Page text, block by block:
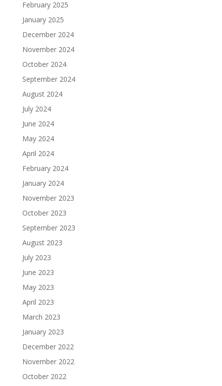
February 2025
January 2025
December 2024
November 2024
October 2024
September 2024
August 2024
July 2024
June 2024
May 2024
April 2024
February 2024
January 2024
November 2023
October 2023
September 2023
August 2023
July 2023
June 2023
May 2023
April 2023
March 2023
January 2023
December 2022
November 2022
October 2022